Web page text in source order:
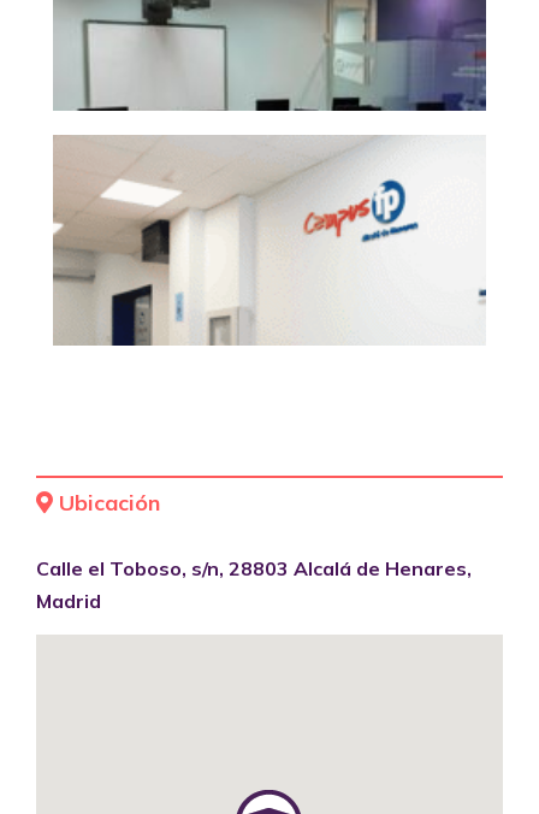
Ubicación
Calle el Toboso, s/n, 28803 Alcalá de Henares,
Madrid